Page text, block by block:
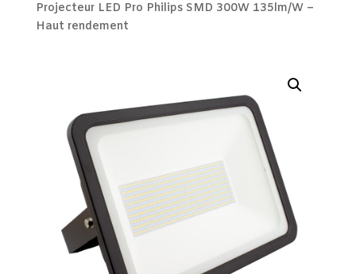
Projecteur LED Pro Philips SMD 300W 135lm/W –
Haut rendement